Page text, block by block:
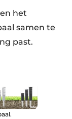
het
samen te
past.